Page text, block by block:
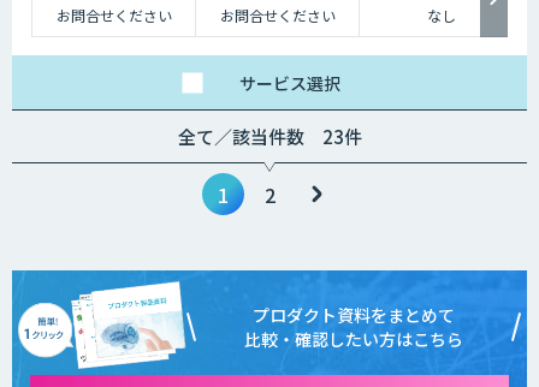
お問合せください
お問合せください なし
サービス選択
1 2
全て／該当件数 23件
プロダクト資料をまとめて
比較・確認したい方はこちら